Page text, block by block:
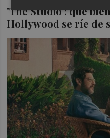
'The Studio': qué
Hollywood se ríe de